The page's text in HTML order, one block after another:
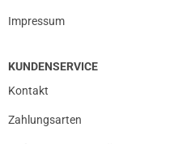
27.03.2025 — via
verifizierter Onlinekauf.
Die Bewertung erfolgte
Impressum
KUNDENSERVICE
Kontakt
Zahlungsarten